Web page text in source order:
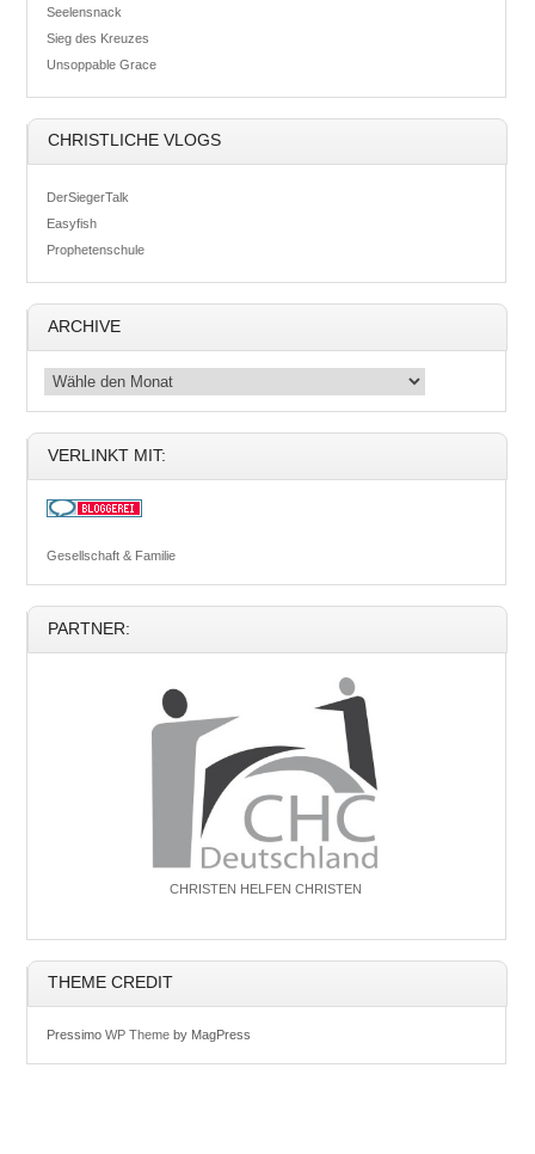
Seelensnack
Sieg des Kreuzes
Unsoppable Grace
CHRISTLICHE VLOGS
DerSiegerTalk
Easyfish
Prophetenschule
ARCHIVE
VERLINKT MIT:
Gesellschaft & Familie
PARTNER:
CHRISTEN HELFEN CHRISTEN
THEME CREDIT
PressimoWP Theme by MagPress